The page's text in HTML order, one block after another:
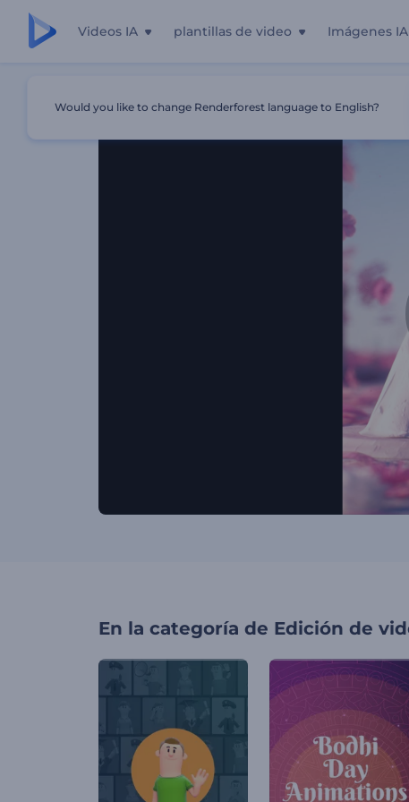
Videos IA plantillas de video Imágenes IA
En la categoría de Edición de
Would you like to change Renderforest language to English?